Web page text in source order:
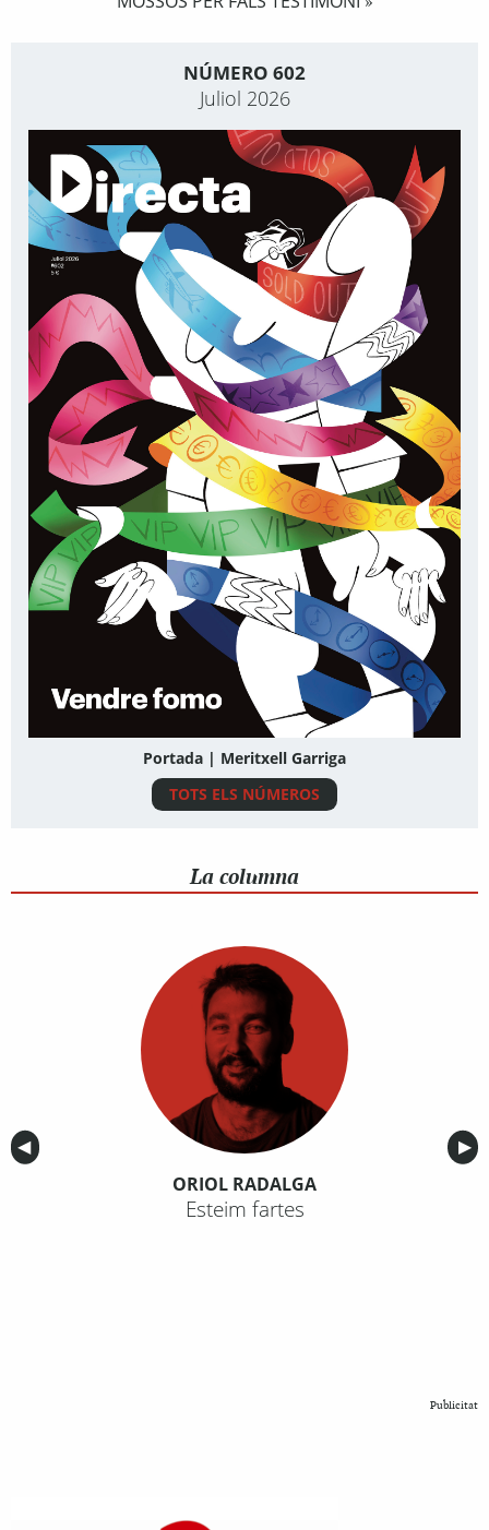
NÚMERO 602
Juliol 2026
Portada | Meritxell Garriga
TOTS ELS NÚMEROS
La columna
Anterior
◀︎ ▶︎
ORIOL RADALGA
Esteim fartes
Publicitat